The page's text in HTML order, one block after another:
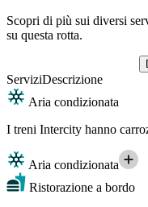
Scopri di più sui diversi
su questa rotta.
ServiziDescrizione
Aria condizionata
I treni Intercity hanno
Aria condizionata
Ristorazione a bordo